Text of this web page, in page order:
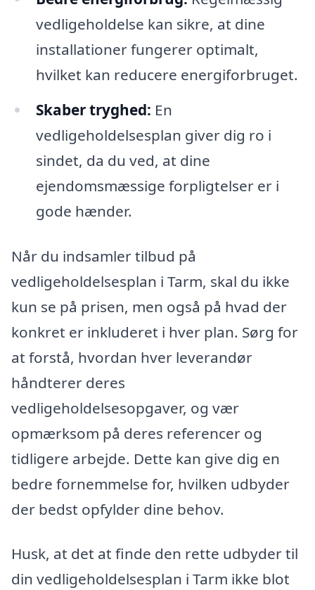
vedligeholdelse kan sikre, at dine
installationer fungerer optimalt,
hvilket kan reducere energiforbruget.
Skaber tryghed: En
vedligeholdelsesplan giver dig ro i
sindet, da du ved, at dine
ejendomsmæssige forpligtelser er i
gode hænder.
Når du indsamler tilbud på
vedligeholdelsesplan i Tarm, skal du ikke
kun se på prisen, men også på hvad der
konkret er inkluderet i hver plan. Sørg for
at forstå, hvordan hver leverandør
håndterer deres
vedligeholdelsesopgaver, og vær
opmærksom på deres referencer og
tidligere arbejde. Dette kan give dig en
bedre fornemmelse for, hvilken udbyder
der bedst opfylder dine behov.
Husk, at det at finde den rette udbyder til
din vedligeholdelsesplan i Tarm ikke blot